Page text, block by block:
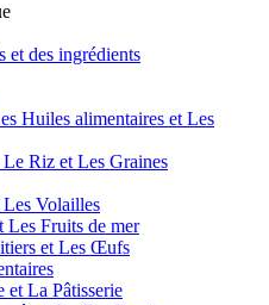
et des ingrédients
Huiles alimentaires et Les
Le Riz et Les Graines
Volailles
Les Fruits de mer
et Les Œufs
et La Pâtisserie